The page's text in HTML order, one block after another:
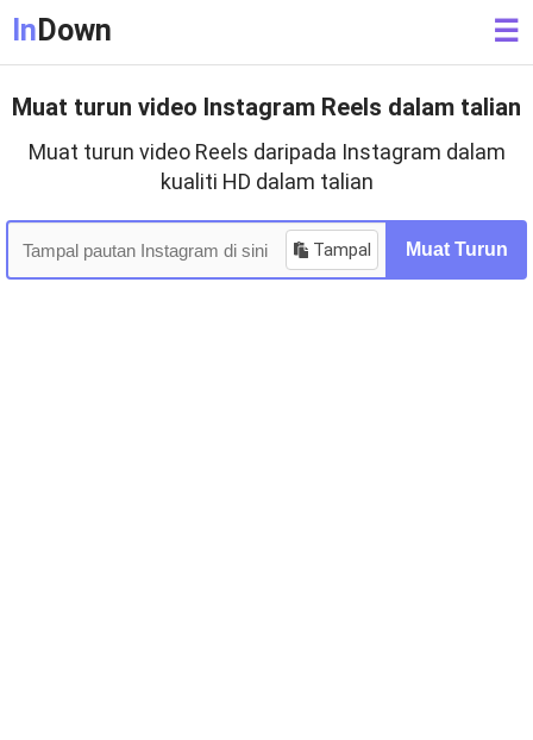
In Down ☰
Muat turun video Instagram Reels dalam talian
Muat turun video Reels daripada Instagram dalam
kualiti HD dalam talian
Tampal Muat Turun